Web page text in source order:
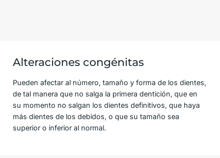
Alteraciones congénitas
Pueden afectar al número, tamaño y forma de los dientes,
de tal manera que no salga la primera dentición, que en
su momento no salgan los dientes definitivos, que haya
más dientes de los debidos, o que su tamaño sea
superior o inferior al normal.